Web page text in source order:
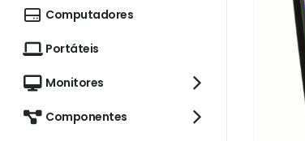
Computadores
Portáteis
Monitores
Componentes